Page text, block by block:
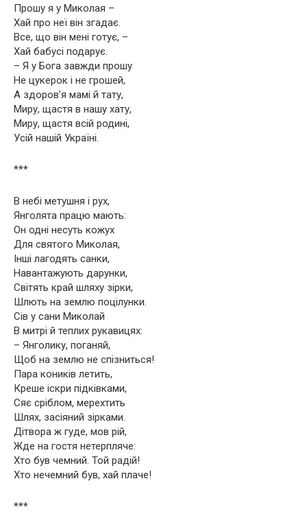
Прошу я у Миколая –
Хай про неї він згадає.
Все, що він мені готує, –
Хай бабусі подарує.
– Я у Бога завжди прошу
Не цукерок і не грошей,
А здоров’я мамі й тату,
Миру, щастя в нашу хату,
Миру, щастя всій родині,
Усій нашій Україні.
***
В небі метушня і рух,
Янголята працю мають:
Он одні несуть кожух
Для святого Миколая,
Інші лагодять санки,
Навантажують дарунки,
Світять край шляху зірки,
Шлють на землю поцілунки.
Сів у сани Миколай
В митрі й теплих рукавицях:
– Янголику, поганяй,
Щоб на землю не спізниться!
Пара коників летить,
Креше іскри підківками,
Сяє сріблом, мерехтить
Шлях, засіяний зірками.
Дітвора ж гуде, мов рій,
Жде на гостя нетерпляче:
Хто був чемний. Той радій!
Хто нечемний був, хай плаче!
***